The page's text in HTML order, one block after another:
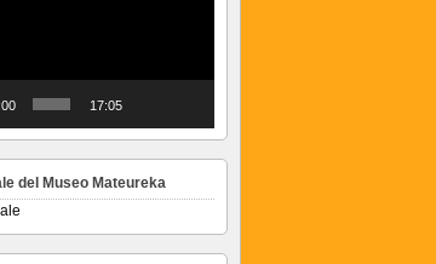
17:05
del Museo Mateureka